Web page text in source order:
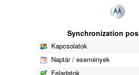
Synchronization
Kapcsolatok
Naptár / események
Feladatok